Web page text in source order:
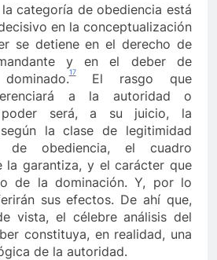
categoría de obediencia está
en la conceptualización
se detiene en el derecho de
y en el deber de
17El rasgo que
a la autoridad o
poder será, a su juicio, la
la clase de legitimidad
obediencia, el cuadro
la garantiza, y el carácter que
de la dominación. Y, por lo
sus efectos. De ahí que,
vista, el célebre análisis del
constituya, en realidad, una
de la autoridad.